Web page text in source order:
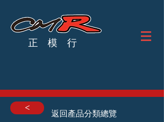
正 模 行
<
返回產品分類總覽